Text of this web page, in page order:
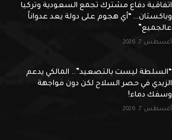
اتفاقية دفاع مشترك تجمع السعودية وتركيا
وباكستان… “أي هجوم على دولة يعد عدواناً
عالجميع”
أغسطس 7, 2026
“السلطة ليست بالتصعيد”.. المالكي يدعم
الزيدي في حصر السلاح لكن دون مواجهة
وسفك دماء!
أغسطس 7, 2026